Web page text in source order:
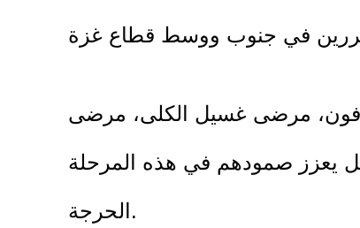
مرضى غسيل الكلى، مرضى
يعزز صمودهم في هذه المرحلة
الحرجة.